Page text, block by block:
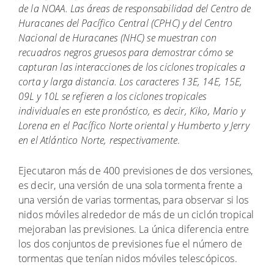
de la NOAA. Las áreas de responsabilidad del Centro de
Huracanes del Pacífico Central (CPHC) y del Centro
Nacional de Huracanes (NHC) se muestran con
recuadros negros gruesos para demostrar cómo se
capturan las interacciones de los ciclones tropicales a
corta y larga distancia. Los caracteres 13E, 14E, 15E,
09L y 10L se refieren a los ciclones tropicales
individuales en este pronóstico, es decir, Kiko, Mario y
Lorena en el Pacífico Norte oriental y Humberto y Jerry
en el Atlántico Norte, respectivamente.
Ejecutaron más de 400 previsiones de dos versiones,
es decir, una versión de una sola tormenta frente a
una versión de varias tormentas, para observar si los
nidos móviles alrededor de más de un ciclón tropical
mejoraban las previsiones. La única diferencia entre
los dos conjuntos de previsiones fue el número de
tormentas que tenían nidos móviles telescópicos.